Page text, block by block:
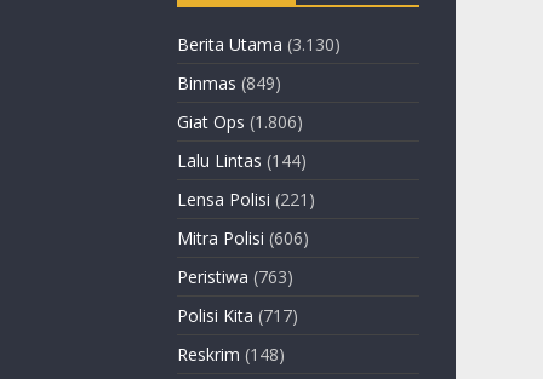
Berita Utama (3.130)
Binmas (849)
Giat Ops (1.806)
Lalu Lintas (144)
Lensa Polisi (221)
Mitra Polisi (606)
Peristiwa (763)
Polisi Kita (717)
Reskrim (148)